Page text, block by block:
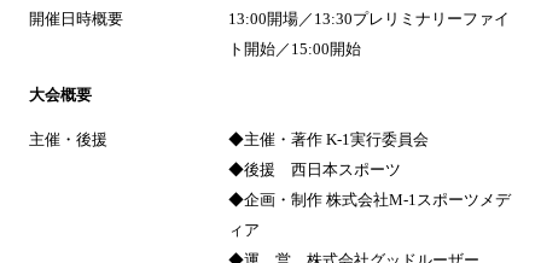
開催日時概要
13:00開場／13:30プレリミナリーファイ
ト開始／15:00開始
大会概要
主催・後援
◆主催・著作 K-1実行委員会
◆後援 西日本スポーツ
◆企画・制作 株式会社M-1スポーツメデ
ィア